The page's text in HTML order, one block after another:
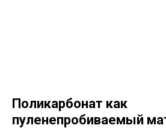
Поликарбонат как
пуленепробиваемый